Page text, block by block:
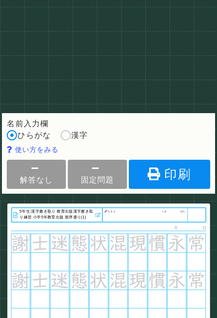
名前入力欄
ひらがな
漢字
使い方をみる
解答なし 固定問題 印刷
なまえ くみ ばん
月 日